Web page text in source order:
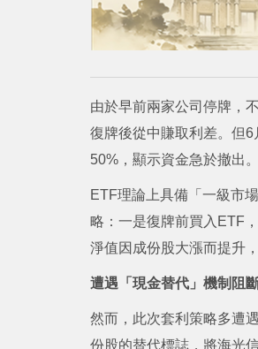
由於早前兩家公司停牌，
復牌後從中賺取利差。但
50%，顯示資金急於撤出
ETF理論上具備「一級市
略：一是復牌前買入ETF
淨值因成份股大漲而提升
遭遇「現金替代」機制阻
然而，此次套利策略多遭
份股的替代標誌，將海光